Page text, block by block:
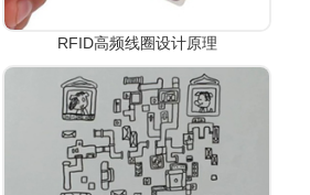
RFID高频线圈设计原理